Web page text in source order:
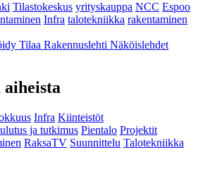
Tilastokeskus yrityskauppa NCC Espoo
Infra talotekniikka rakentaminen
Tilaa Rakennuslehti Näköislehdet
aiheista
Infra Kiinteistöt
ja tutkimus Pientalo Projektit
RaksaTV Suunnittelu Talotekniikka